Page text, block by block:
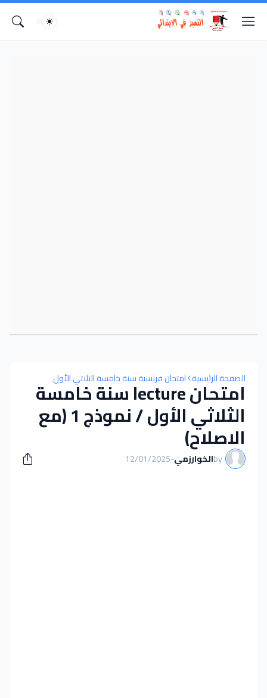
الصفحة الرئيسية امتحان فرنسية سنة خامسة الثلاثي الأول
امتحان lecture سنة خامسة
الثلاثي الأول / نموذج 1 (مع
الاصلاح)
byالخوارزمي-
12/01/2025